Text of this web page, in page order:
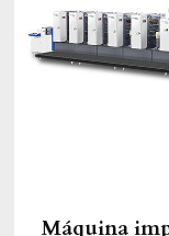
Máquina